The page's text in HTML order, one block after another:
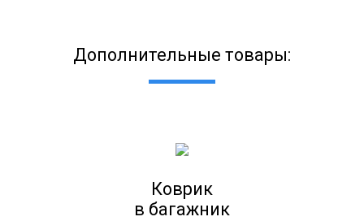
Дополнительные товары:
Коврик
в багажник